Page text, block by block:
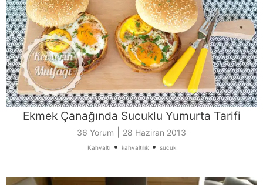
Ekmek Çanağında Sucuklu Yumurta Tarifi
36 Yorum 28 Haziran 2013
Kahvaltı• kahvaltılık• sucuk